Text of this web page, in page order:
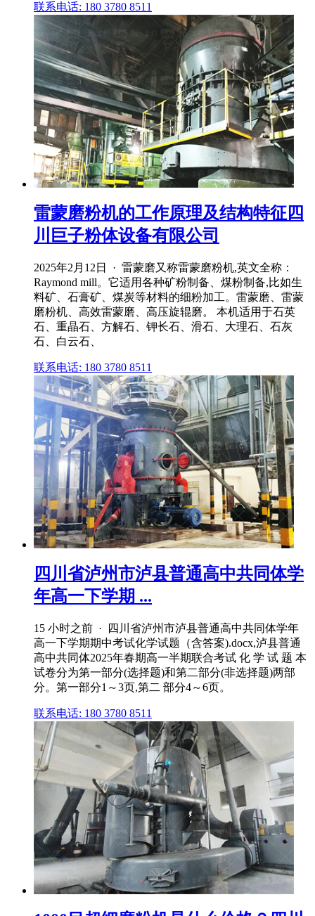
联系电话: 180 3780 8511
雷蒙磨粉机的工作原理及结构特征四
川巨子粉体设备有限公司
2025年2月12日 · 雷蒙磨又称雷蒙磨粉机,英文全称：
Raymond mill。它适用各种矿粉制备、煤粉制备,比如生
料矿、石膏矿、煤炭等材料的细粉加工。雷蒙磨、雷蒙
磨粉机、高效雷蒙磨、高压旋辊磨。 本机适用于石英
石、重晶石、方解石、钾长石、滑石、大理石、石灰
石、白云石、
联系电话: 180 3780 8511
四川省泸州市泸县普通高中共同体学
年高一下学期 ...
15 小时之前 · 四川省泸州市泸县普通高中共同体学年
高一下学期期中考试化学试题（含答案).docx,泸县普通
高中共同体2025年春期高一半期联合考试 化 学 试 题 本
试卷分为第一部分(选择题)和第二部分(非选择题)两部
分。第一部分1～3页,第二 部分4～6页。
联系电话: 180 3780 8511